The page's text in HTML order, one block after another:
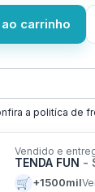
carrinho
a politíca de
Vendido e
TENDA FUN -
🛒 +1500mil